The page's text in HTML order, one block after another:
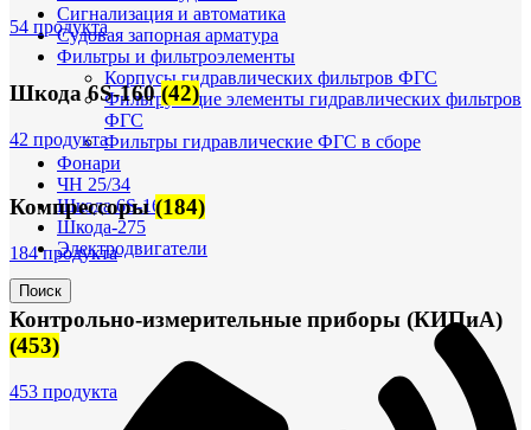
Сигнализация и автоматика
Судовая запорная арматура
Фильтры и фильтроэлементы
Корпусы гидравлических фильтров ФГС
Фильтрующие элементы гидравлических фильтров
ФГС
Фильтры гидравлические ФГС в сборе
Фонари
ЧН 25/34
Шкода 6S-160
Шкода-275
Электродвигатели
Поиск
54 продукта
Шкода 6S-160(42)
42 продукта
Компрессоры(184)
184 продукта
Контрольно-измерительные приборы (КИПиА)
(453)
453 продукта